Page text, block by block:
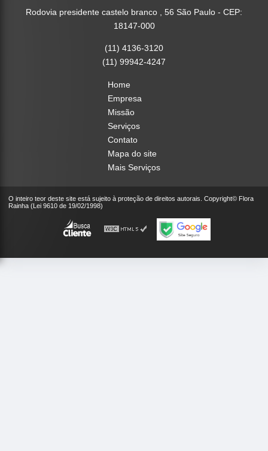
Rodovia presidente castelo branco , 56 São Paulo - CEP:
18147-000
(11) 4136-3120
(11) 99942-4247
Home
Empresa
Missão
Serviços
Contato
Mapa do site
Mais Serviços
O inteiro teor deste site está sujeito à proteção de direitos autorais. Copyright© Flora
Rainha (Lei 9610 de 19/02/1998)